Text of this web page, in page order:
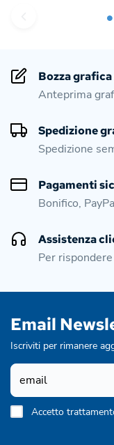
Bozza
Anteprima
Spedizione
Spedizione
Pagamenti
Bonifico,
Assistenza
Per
Email
Iscriviti per rimanere
Accetto